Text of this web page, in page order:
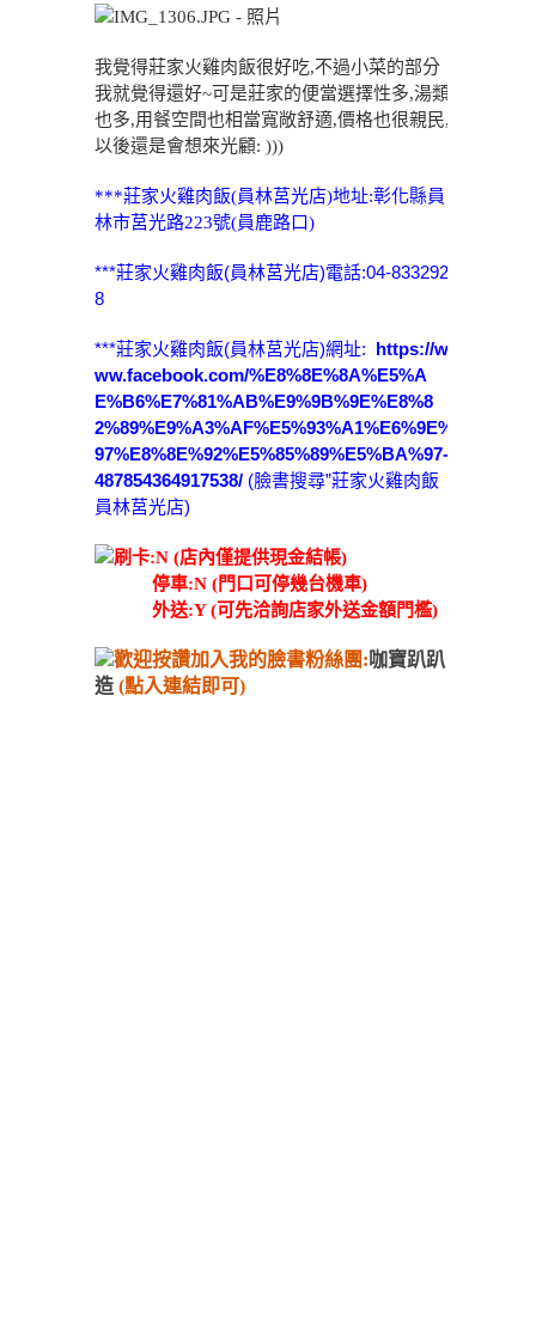
我覺得莊家火雞肉飯很好吃,不過小菜的部分
我就覺得還好~可是莊家的便當選擇性多,湯類
也多,用餐空間也相當寬敞舒適,價格也很親民,
以後還是會想來光顧: )))
***莊家火雞肉飯(員林莒光店)地址:彰化縣員
林市莒光路223號(員鹿路口)
***莊家火雞肉飯(員林莒光店)電話:04-833292
8
***莊家火雞肉飯(員林莒光店)網址: https://w
ww.facebook.com/%E8%8E%8A%E5%A
E%B6%E7%81%AB%E9%9B%9E%E8%8
2%89%E9%A3%AF%E5%93%A1%E6%9E%
97%E8%8E%92%E5%85%89%E5%BA%97-
487854364917538/ (臉書搜尋”莊家火雞肉飯
員林莒光店)
刷卡:N (店內僅提供現金結帳)
停車:N (門口可停幾台機車)
外送:Y (可先洽詢店家外送金額門檻)
歡迎按讚加入我的臉書粉絲團:咖寶趴趴
造 (點入連結即可)